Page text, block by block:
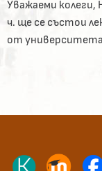
Уважаеми колеги,
ч. ще се състои
от университета